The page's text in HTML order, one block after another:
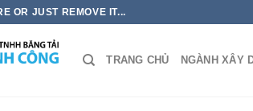
OR JUST REMOVE IT...
TRANG CHỦ NGÀNH XÂY